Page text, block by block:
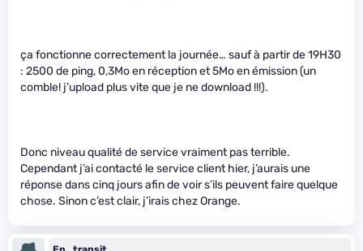
ça fonctionne correctement la journée… sauf à partir de 19H30
: 2500 de ping, 0,3Mo en réception et 5Mo en émission (un
comble! j’upload plus vite que je ne download !!!).
Donc niveau qualité de service vraiment pas terrible.
Cependant j’ai contacté le service client hier, j’aurais une
réponse dans cinq jours afin de voir s’ils peuvent faire quelque
chose. Sinon c’est clair, j’irais chez Orange.